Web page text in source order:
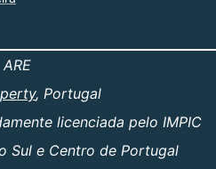
ARE
, Portugal
licenciada pelo IMPIC
Sul e Centro de Portugal